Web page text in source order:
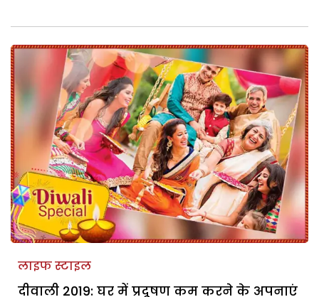
लाइफ स्टाइल
दीवाली 2019: घर में प्रदूषण कम करने के अपनाएं